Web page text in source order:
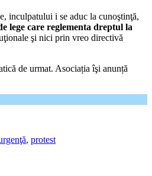
inculpatului i se aduc la cunoştinţă,
lege care reglementa dreptul la
şi nici prin vreo directivă
de urmat. Asociația îşi anunță
, protest